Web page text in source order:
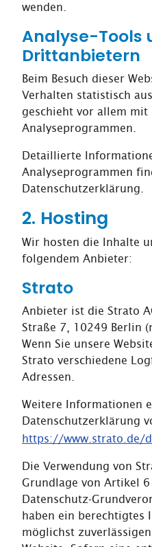
wenden.
Analyse-Tools
Dritt­anbietern
Beim Besuch dieser
Verhalten statistisch
geschieht vor allem mit
Analyseprogrammen.
Detaillierte
Analyseprogrammen
Datenschutzerklärung.
2. Hosting
Wir hosten die Inhalte
folgendem Anbieter:
Strato
Anbieter ist die Strato
Straße 7, 10249 Berlin
Wenn Sie unsere
Strato verschiedene
Adressen.
Weitere Informationen
Datenschutzerklärung
https://www.strato.de/
Die Verwendung von
Grundlage von Artikel
Datenschutz-
haben ein berechtigtes
möglichst